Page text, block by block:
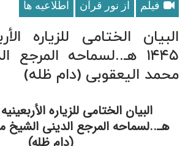
فیلم از نور قرآن اطلاعيه ها
البیان الختامی للزیاره
۱۴۴۵ هـ..لسماحه
محمد الیعقوبی (دام ظله)
هـ..لسماحه المرجع الدینی الشیخ